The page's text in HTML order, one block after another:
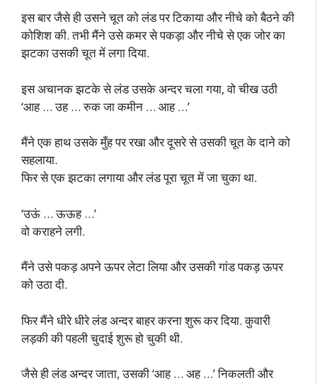
इस बार जैसे ही उसने चूत को लंड पर टिकाया और नीचे को बैठने की
कोशिश की. तभी मैंने उसे कमर से पकड़ा और नीचे से एक जोर का
झटका उसकी चूत में लगा दिया.
इस अचानक झटके से लंड उसके अन्दर चला गया, वो चीख उठी
‘आह … उह … रुक जा कमीन … आह …’
मैंने एक हाथ उसके मुँह पर रखा और दूसरे से उसकी चूत के दाने को
सहलाया.
फिर से एक झटका लगाया और लंड पूरा चूत में जा चुका था.
‘उऊं … ऊऊह …’
वो कराहने लगी.
मैंने उसे पकड़ अपने ऊपर लेटा लिया और उसकी गांड पकड़ ऊपर
को उठा दी.
फिर मैंने धीरे धीरे लंड अन्दर बाहर करना शुरू कर दिया. कुवारी
लड़की की पहली चुदाई शुरू हो चुकी थी.
जैसे ही लंड अन्दर जाता, उसकी ‘आह … अह …’ निकलती और